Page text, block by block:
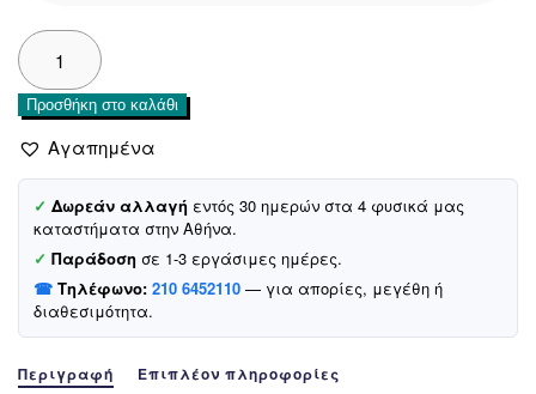
Trax
σετ
μπλούζα
και
βερμούδα
«Personality»
ποσότητα
Προσθήκη στο καλάθι
Αγαπημένα
✓ Δωρεάν αλλαγή εντός 30 ημερών στα 4 φυσικά μας
καταστήματα στην Αθήνα.
✓ Παράδοση σε 1-3 εργάσιμες ημέρες.
☎ Τηλέφωνο: 210 6452110 — για απορίες, μεγέθη ή
διαθεσιμότητα.
Περιγραφή Επιπλέον πληροφορίες